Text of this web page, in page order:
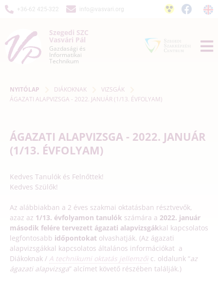
+36-62 425-322 info@vasvari.org
Szegedi SZC
Vasvári Pál
Gazdasági és
Informatikai
Technikum
NYITÓLAP DIÁKOKNAK
VIZSGÁK
ÁGAZATI ALAPVIZSGA - 2022. JANUÁR (1/13. ÉVFOLYAM)
ÁGAZATI ALAPVIZSGA - 2022. JANUÁR
(1/13. ÉVFOLYAM)
Kedves Tanulók és Felnőttek!
Kedves Szülők!
Az alábbiakban a 2 éves szakmai oktatásban résztvevők,
azaz az 1/13. évfolyamon tanulók számára a 2022. január
második felére tervezett ágazati alapvizsgákkal kapcsolatos
legfontosabb időpontokat olvashatják. (Az ágazati
alapvizsgákkal kapcsolatos általános információkat a
Diákoknak / A technikumi oktatás jellemzőic. oldalunk “az
ágazati alapvizsga” alcímet követő részében találják.)